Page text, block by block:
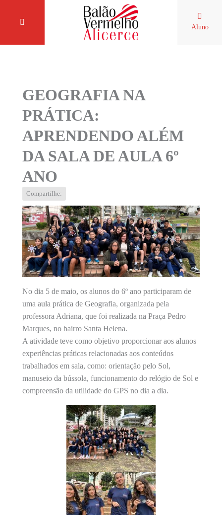
Aluno
GEOGRAFIA NA
PRÁTICA:
APRENDENDO ALÉM
DA SALA DE AULA 6º
ANO
Compartilhe:
No dia 5 de maio, os alunos do 6º ano participaram de
uma aula prática de Geografia, organizada pela
professora Adriana, que foi realizada na Praça Pedro
Marques, no bairro Santa Helena.
A atividade teve como objetivo proporcionar aos alunos
experiências práticas relacionadas aos conteúdos
trabalhados em sala, como: orientação pelo Sol,
manuseio da bússola, funcionamento do relógio de Sol e
compreensão da utilidade do GPS no dia a dia.